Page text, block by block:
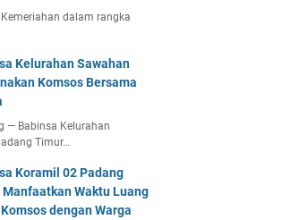
dalam rangka
Kelurahan Sawahan
Komsos Bersama
— Babinsa Kelurahan
Timur…
Koramil 02 Padang
Waktu Luang
dengan Warga